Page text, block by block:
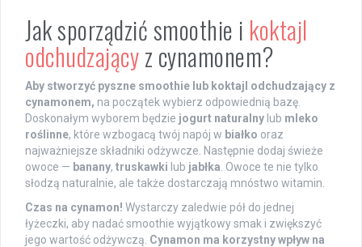
Jak sporządzić smoothie i koktajl
odchudzającyz cynamonem?
Aby stworzyć pyszne smoothie lub koktajl odchudzający z
cynamonem, na początek wybierz odpowiednią bazę.
Doskonałym wyborem będzie jogurt naturalny lub mleko
roślinne, które wzbogacą twój napój w białko oraz
najważniejsze składniki odżywcze. Następnie dodaj świeże
owoce — banany, truskawki lub jabłka . Owoce te nie tylko
słodzą naturalnie, ale także dostarczają mnóstwo witamin.
Czas na cynamon! Wystarczy zaledwie pół do jednej
łyżeczki, aby nadać smoothie wyjątkowy smak i zwiększyć
jego wartość odżywczą. Cynamon ma korzystny wpływ na